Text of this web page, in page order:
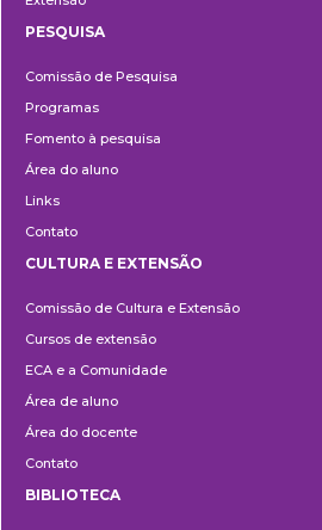
PESQUISA
Comissão de Pesquisa
Programas
Fomento à pesquisa
Área do aluno
Links
Contato
e
Extensão
CULTURA E EXTENSÃO
Comissão de Cultura e Extensão
Cursos de extensão
ECA e a Comunidade
Área de aluno
Área do docente
Contato
BIBLIOTECA